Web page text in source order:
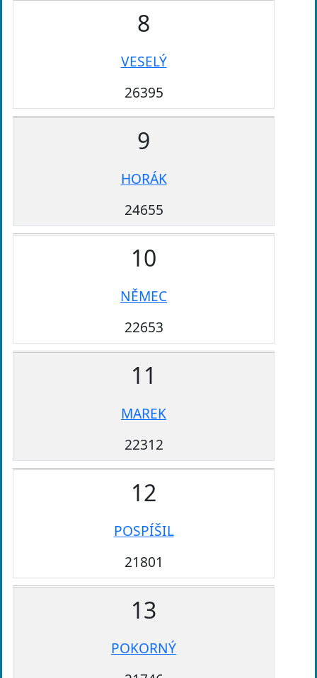
8
VESELÝ
26395
9
HORÁK
24655
10
NĚMEC
22653
11
MAREK
22312
12
POSPÍŠIL
21801
13
POKORNÝ